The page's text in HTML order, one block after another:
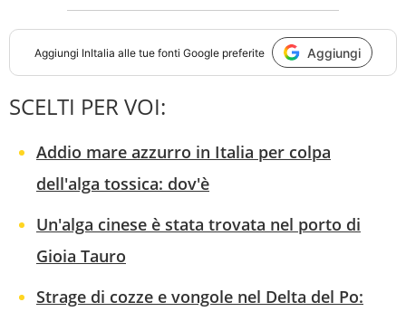
Aggiungi InItalia alle tue fonti Google preferite Aggiungi
SCELTI PER VOI:
Addio mare azzurro in Italia per colpa
dell'alga tossica: dov'è
Un'alga cinese è stata trovata nel porto di
Gioia Tauro
Strage di cozze e vongole nel Delta del Po: